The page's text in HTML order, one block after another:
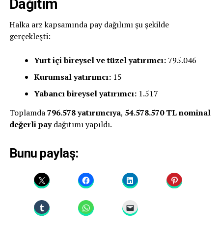
Dağıtım
Halka arz kapsamında pay dağılımı şu şekilde
gerçekleşti:
Yurt içi bireysel ve tüzel yatırımcı:795.046
Kurumsal yatırımcı:15
Yabancı bireysel yatırımcı:1.517
Toplamda796.578 yatırımcıya, 54.578.570 TL nominal
değerli paydağıtımı yapıldı.
Bunu paylaş: